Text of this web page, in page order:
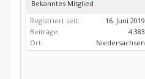
Bekanntes Mitglied
Registriert seit:
16. Juni 2019
Beiträge:
4.383
Ort:
Niedersachsen